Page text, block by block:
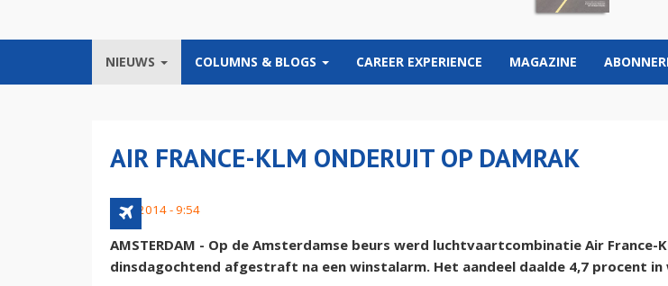
NIEUWS COLUMNS & BLOGS CAREER EXPERIENCE MAGAZINE
AIR FRANCE-KLM ONDERUIT OP DAMRAK
8 juli 2014 - 9:54
AMSTERDAM - Op de Amsterdamse beurs werd luchtvaartcombinatie Air France-
dinsdagochtend afgestraft na een winstalarm. Het aandeel daalde 4,7 procent in